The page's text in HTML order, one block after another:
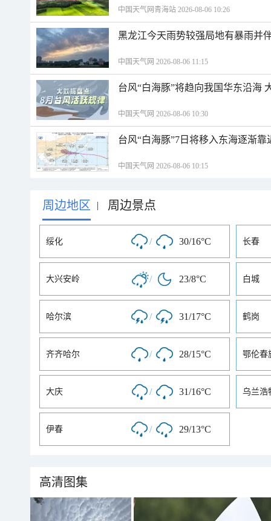
中国天气网青海站 2026-08-06 10:26
黑龙江今天雨势较强局地有暴雨并
中国天气网 2026-08-06 11:15
台风“白海豚”将趋向我国华东沿海
中国天气网 2026-08-06 10:30
台风“白海豚”7日将移入东海逐渐
中国天气网 2026-08-06 10:15
周边地区 | 周边景点
绥化 / 30/16°C 长春
大兴安岭 / 23/8°C 白城
哈尔滨 / 31/17°C 鹤岗
齐齐哈尔 / 28/15°C 鄂伦春
大庆 / 31/16°C 乌兰浩
伊春 / 29/13°C
高清图集